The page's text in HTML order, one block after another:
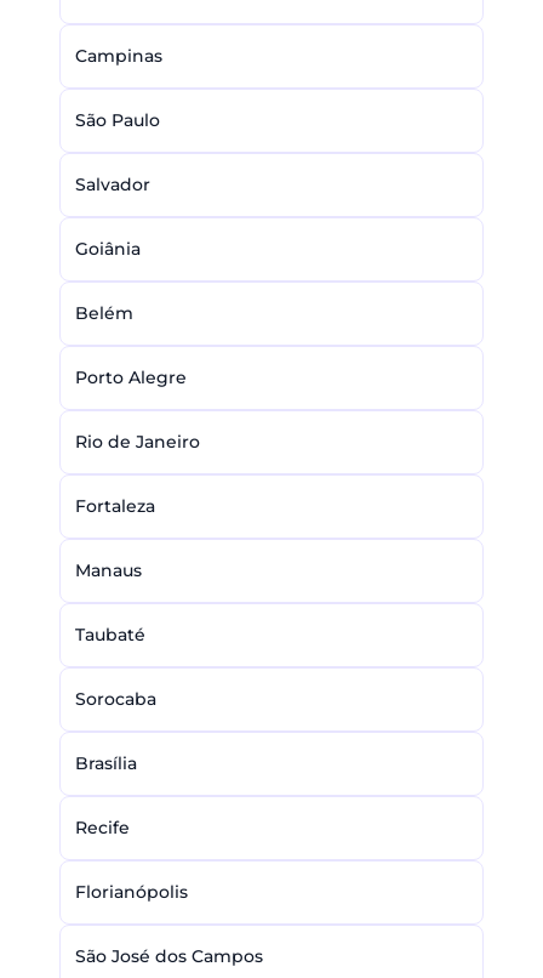
Campinas
São Paulo
Salvador
Goiânia
Belém
Porto Alegre
Rio de Janeiro
Fortaleza
Manaus
Taubaté
Sorocaba
Brasília
Recife
Florianópolis
São José dos Campos